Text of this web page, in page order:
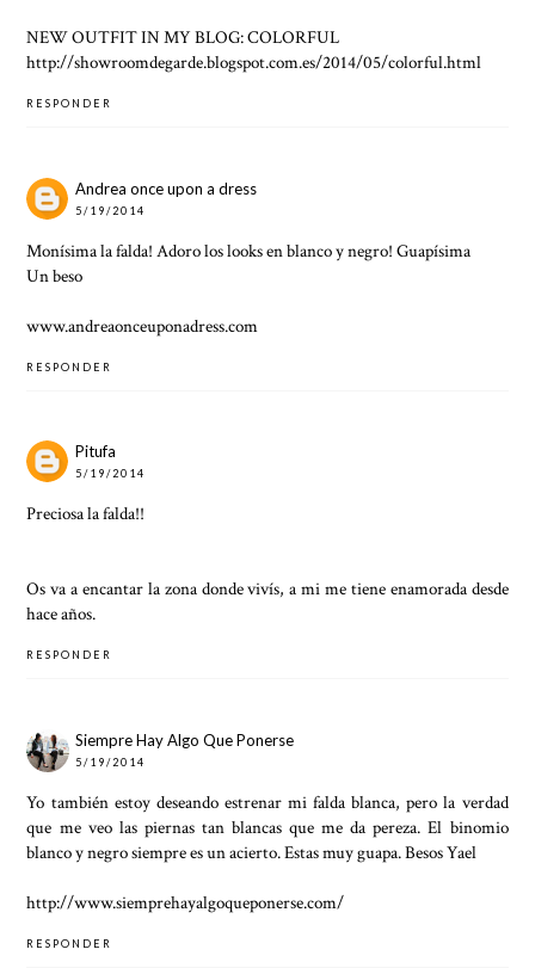
NEW OUTFIT IN MY BLOG: COLORFUL
http://showroomdegarde.blogspot.com.es/2014/05/colorful.html
RESPONDER
Andrea once upon a dress
5/19/2014
Monísima la falda! Adoro los looks en blanco y negro! Guapísima
Un beso
www.andreaonceuponadress.com
RESPONDER
Pitufa
5/19/2014
Preciosa la falda!!
Os va a encantar la zona donde vivís, a mi me tiene enamorada desde
hace años.
RESPONDER
Siempre Hay Algo Que Ponerse
5/19/2014
Yo también estoy deseando estrenar mi falda blanca, pero la verdad
que me veo las piernas tan blancas que me da pereza. El binomio
blanco y negro siempre es un acierto. Estas muy guapa. Besos Yael
http://www.siemprehayalgoqueponerse.com/
RESPONDER